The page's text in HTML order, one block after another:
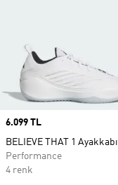
Price
6.099 TL
BELIEVE THAT 1 Ayakkabı
Performance
4 renk